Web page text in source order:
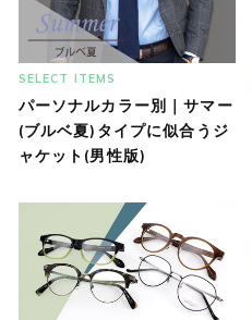
SELECT ITEMS
パーソナルカラー別｜サマー
(ブルベ夏)タイプに似合うジ
ャケット(男性版)